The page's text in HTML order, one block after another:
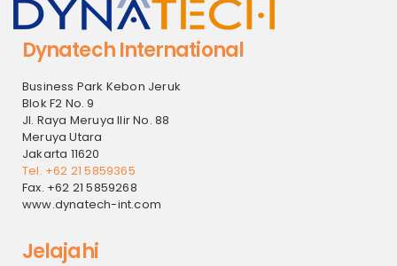
Dynatech International
Business Park Kebon Jeruk
Blok F2 No. 9
Jl. Raya Meruya Ilir No. 88
Meruya Utara
Jakarta 11620
Tel. +62 21 5859365
Fax. +62 21 5859268
www.dynatech-int.com
Jelajahi